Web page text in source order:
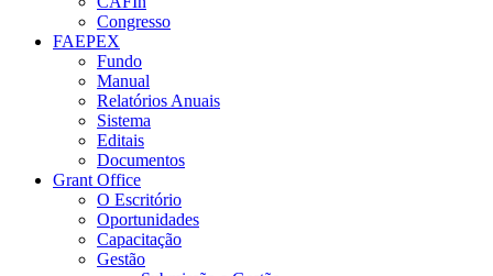
Congresso
FAEPEX
Fundo
Manual
Relatórios Anuais
Sistema
Editais
Documentos
Grant Office
O Escritório
Oportunidades
Capacitação
Gestão